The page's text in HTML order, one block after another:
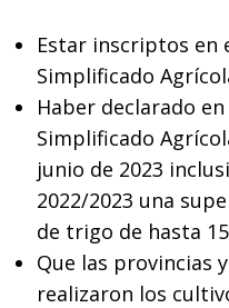
Estar inscriptos en
Simplificado
Haber declarado
Simplificado
junio de 2023
2022/2023 una
de trigo de hasta
Que las provincias
realizaron los